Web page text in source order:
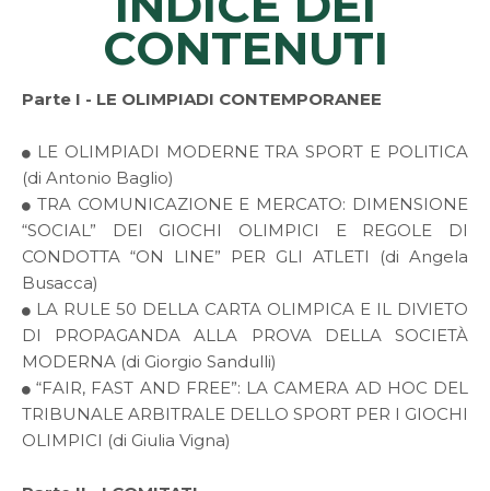
CONTENUTI
Parte I - LE OLIMPIADI CONTEMPORANEE
LE OLIMPIADI MODERNE TRA SPORT E POLITICA
(di Antonio Baglio)
TRA COMUNICAZIONE E MERCATO: DIMENSIONE
“SOCIAL” DEI GIOCHI OLIMPICI E REGOLE DI
CONDOTTA “ON LINE” PER GLI ATLETI (di Angela
Busacca)
LA RULE 50 DELLA CARTA OLIMPICA E IL DIVIETO
DI PROPAGANDA ALLA PROVA DELLA SOCIETÀ
MODERNA (di Giorgio Sandulli)
“FAIR, FAST AND FREE”: LA CAMERA AD HOC DEL
TRIBUNALE ARBITRALE DELLO SPORT PER I GIOCHI
OLIMPICI (di Giulia Vigna)